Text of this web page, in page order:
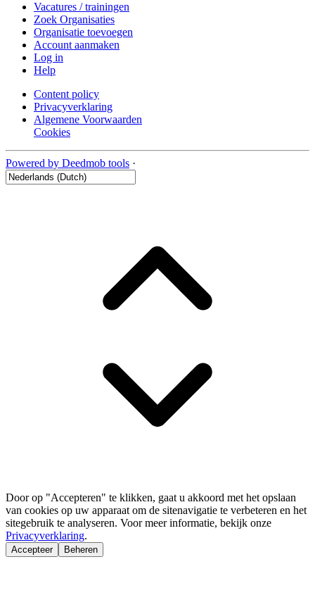
Vacatures / trainingen
Zoek Organisaties
Organisatie toevoegen
Account aanmaken
Log in
Help
Content policy
Privacyverklaring
Algemene Voorwaarden
Cookies
Powered by Deedmob tools ·
Door op "Accepteren" te klikken, gaat u akkoord met het opslaan
van cookies op uw apparaat om de sitenavigatie te verbeteren en het
sitegebruik te analyseren. Voor meer informatie, bekijk onze
Privacyverklaring.
Accepteer Beheren